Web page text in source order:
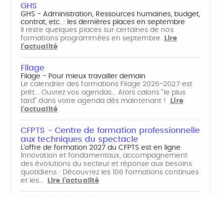
GHS
GHS - Administration, Ressources humaines, budget,
contrat, etc. : les dernières places en septembre
Il reste quelques places sur certaines de nos
formations programmées en septembre
Lire
l'actualité
Filage
Filage - Pour mieux travailler demain
Le calendrier des formations Filage 2026-2027 est
prêt... Ouvrez vos agendas... Alors calons "le plus
tard" dans votre agenda dès maintenant !
Lire
l'actualité
CFPTS - Centre de formation professionnelle
aux techniques du spectacle
L’offre de formation 2027 du CFPTS est en ligne
Innovation et fondamentaux, accompagnement
des évolutions du secteur et réponse aux besoins
quotidiens : Découvrez les 106 formations continues
et les…
Lire l'actualité